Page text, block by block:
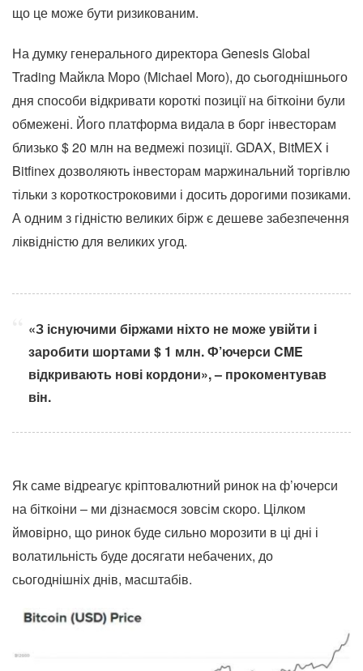
що це може бути ризикованим.
На думку генерального директора Genesis Global
Trading Майкла Моро (Michael Moro), до сьогоднішнього
дня способи відкривати короткі позиції на біткоіни були
обмежені. Його платформа видала в борг інвесторам
близько $ 20 млн на ведмежі позиції. GDAX, BitMEX і
Bitfinex дозволяють інвесторам маржинальний торгівлю
тільки з короткостроковими і досить дорогими позиками.
А одним з гідністю великих бірж є дешеве забезпечення
ліквідністю для великих угод.
«З існуючими біржами ніхто не може увійти і
заробити шортами $ 1 млн. Ф’ючерси CME
відкривають нові кордони», – прокоментував
він.
Як саме відреагує кріптовалютний ринок на ф’ючерси
на біткоіни – ми дізнаємося зовсім скоро. Цілком
ймовірно, що ринок буде сильно морозити в ці дні і
волатильність буде досягати небачених, до
сьогоднішніх днів, масштабів.